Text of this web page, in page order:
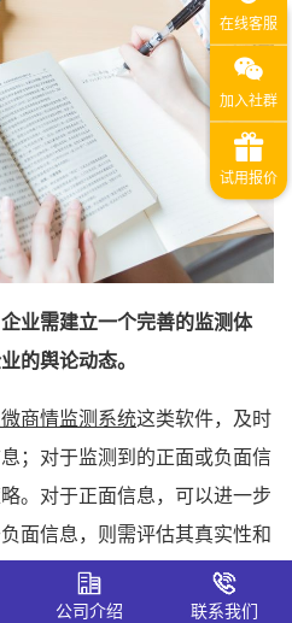
业需建立一个完善的监测体
的舆论动态。
商情监测系统这类软件，及时
；对于监测到的正面或负面信
。对于正面信息，可以进一步
面信息，则需评估其真实性和
明或解决方案。
公司介绍 联系我们